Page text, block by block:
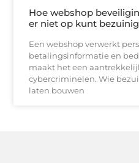
Hoe webshop
er niet op kunt
Een webshop verwerkt
betalingsinformatie en
maakt het een
cybercriminelen. Wie
laten bouwen